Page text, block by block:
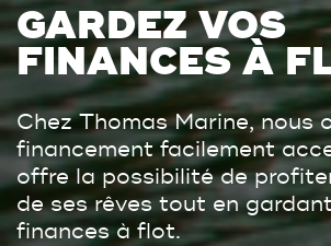
GARDEZ VOS
FINANCES À
Chez Thomas Marine, nous
financement facilement
offre la possibilité de
de ses rêves tout en
finances à flot.